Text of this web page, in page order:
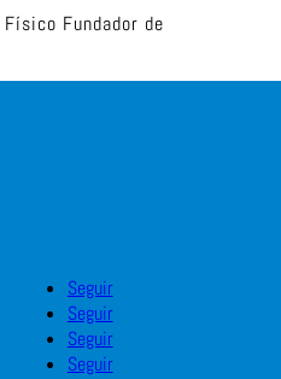
Fundador de
Seguir
Seguir
Seguir
Seguir